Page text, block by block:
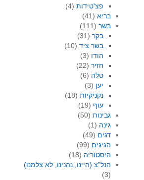
פצ'טידות (4)
בריא(41)
בשר(111)
בקר (31)
בשר ציד (10)
הודו (3)
חזיר (22)
טלה (6)
יען (3)
נקניקיות (18)
עוף (19)
גבינות(50)
גינה (1)
דגים (49)
הגיגים (99)
היסטוריה (18)
הנל"צ (היינו, נהנינו, לא צלמנו)
(3)